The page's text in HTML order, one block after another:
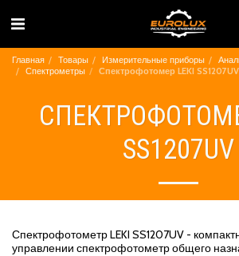
Главная Товары Измерительные приборы
Спектрометры
Спектрофотомер LEKI SS1207UV
SS1207UV
Спектрофотометр LEKI SS1207UV -
управлении спектрофотометр общего